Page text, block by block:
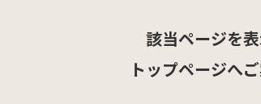
該当ページを表
トップページへ